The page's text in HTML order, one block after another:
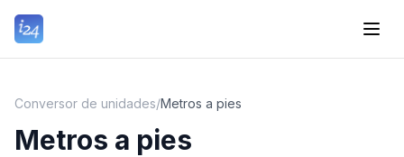
Conversor de unidades/Metros a pies
Metros a pies